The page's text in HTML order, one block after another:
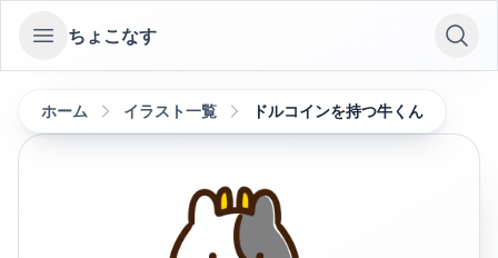
Open sidebar
ちょこなす
ホーム イラスト一覧 ドルコインを持つ牛くん